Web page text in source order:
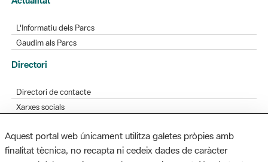
L'Informatiu dels Parcs
Gaudim als Parcs
Directori
Directori de contacte
Xarxes socials
Bústia de suggeriments
Opineu sobre els parcs
Aquest portal web únicament utilitza galetes pròpies amb
finalitat tècnica, no recapta ni cedeix dades de caràcter